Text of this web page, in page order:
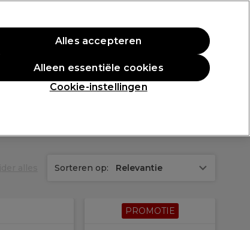
Aanmelden
Professionele Awards
Sorteren op: Relevantie
PROMOTIE
Cookie-instellingen
Alleen essentiële cookies
Alles accepteren